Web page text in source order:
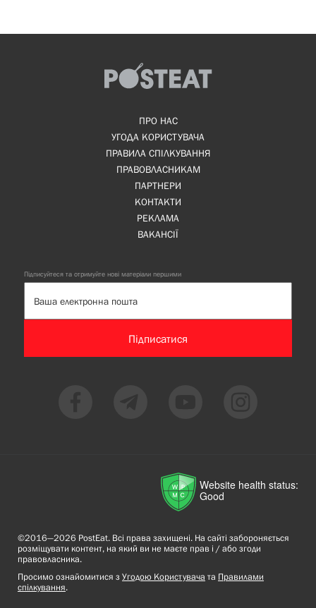
ПРО НАС
УГОДА КОРИСТУВАЧА
ПРАВИЛА СПІЛКУВАННЯ
ПРАВОВЛАСНИКАМ
ПАРТНЕРИ
КОНТАКТИ
РЕКЛАМА
ВАКАНСІЇ
Підписуйтеся та отримуйте нові матеріали першими
Підписатися
Website health status:
Good
©2016—2026 PostEat. Всі права захищені. На сайті забороняється
розміщувати контент, на який ви не маєте прав і / або згоди
правовласника.
Просимо ознайомитися з Угодою Користувача та Правилами
спілкування.